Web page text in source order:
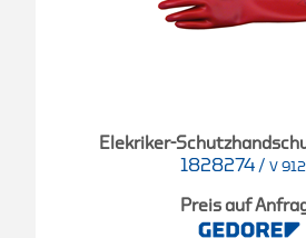
Elekriker-
1828274 / V
Preis auf